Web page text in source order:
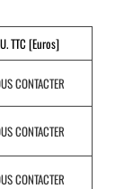
TTC [Euros]
CONTACTER
CONTACTER
CONTACTER